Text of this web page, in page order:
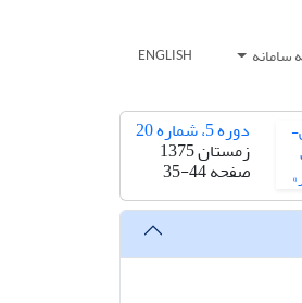
سامانه ENGLISH
دوره 5، شماره 20
زمستان 1375
صفحه35-44